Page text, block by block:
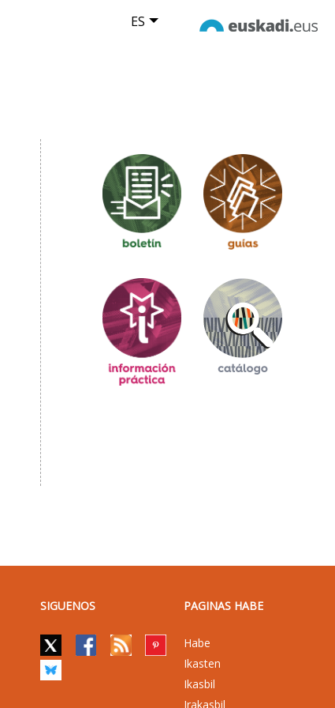
ES
SIGUENOS PAGINAS HABE
Habe
Ikasten
Ikasbil
Irakasbil